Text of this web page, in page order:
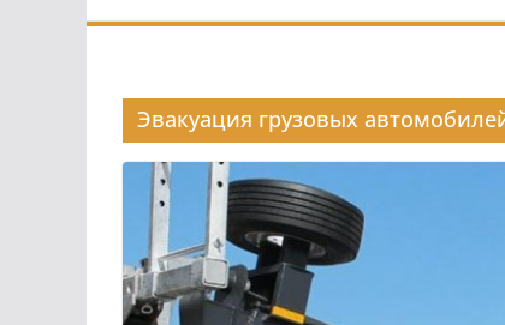
Эвакуация грузовых